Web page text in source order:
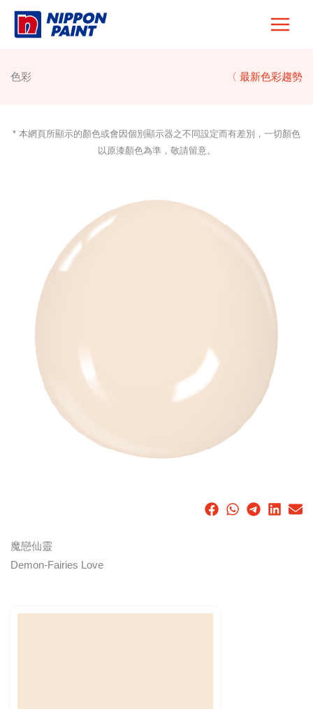
Skip
色彩 〈 最新色彩趨勢
* 本網頁所顯示的顏色或會因個別顯示器之不同設定而有差別，一切顏色
以原漆顏色為準，敬請留意。
魔戀仙靈
Demon-Fairies Love